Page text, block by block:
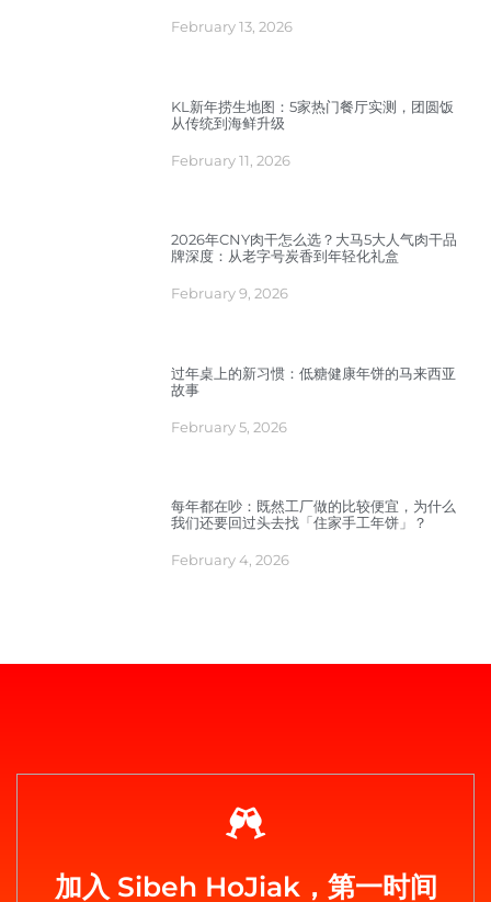
February 13, 2026
KL新年捞生地图：5家热门餐厅实测，团圆饭
从传统到海鲜升级
February 11, 2026
2026年CNY肉干怎么选？大马5大人气肉干品
牌深度：从老字号炭香到年轻化礼盒
February 9, 2026
过年桌上的新习惯：低糖健康年饼的马来西亚
故事
February 5, 2026
每年都在吵：既然工厂做的比较便宜，为什么
我们还要回过头去找「住家手工年饼」？
February 4, 2026
加入 Sibeh HoJiak，第一时间